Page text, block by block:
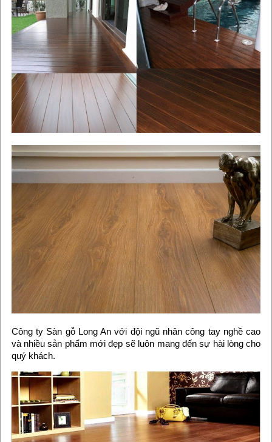
Công ty Sàn gỗ Long An với đội ngũ nhân công tay nghề cao
và nhiều sản phẩm mới đẹp sẽ luôn mang đến sự hài lòng cho
quý khách.